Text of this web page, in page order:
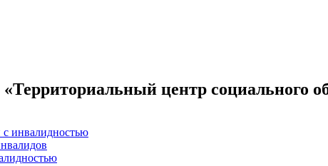
«Территориальный центр социального
с инвалидностью